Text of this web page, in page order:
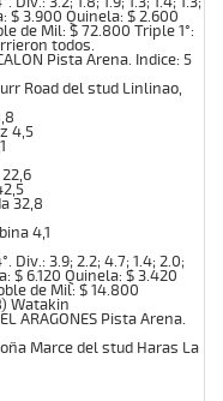
$ 3.900 Quinela: $ 2.600
de Mil: $ 72.800 Triple 1°:
todos.
Pista Arena. Indice: 5
Road del stud Linlinao,
4,5
32,8
4,1
Div.: 3.9; 2.2; 4.7; 1.4; 2.0;
$ 6.120 Quinela: $ 3.420
de Mil: $ 14.800
Watakin
ARAGONES Pista Arena.
Marce del stud Haras La